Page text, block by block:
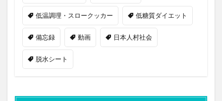
低温調理・スロークッカー 低糖質ダイエット
備忘録 動画 日本人村社会
脱水シート